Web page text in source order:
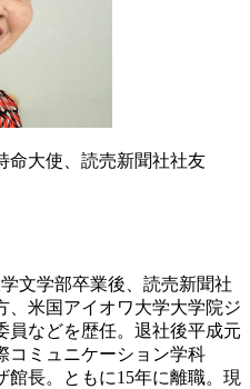
命大使、読売新聞社社友
文学部卒業後、読売新聞社
、米国アイオワ大学大学院ジ
員などを歴任。退社後平成元
コミュニケーション学科
長。ともに15年に離職。現